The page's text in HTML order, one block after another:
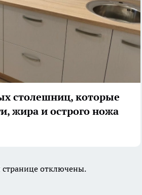
столешниц, которые
жира и острого ножа
отключены.